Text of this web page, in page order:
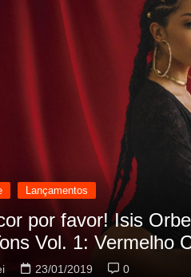
Destaque Lançamentos
Rashid vai buscar
sua nova música
Rociclei 22/01/2019